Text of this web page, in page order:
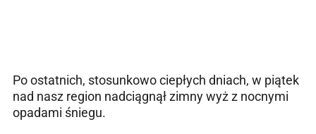
Po ostatnich, stosunkowo ciepłych dniach, w piątek
nad nasz region nadciągnął zimny wyż z nocnymi
opadami śniegu.